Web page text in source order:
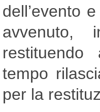
dell’evento
avvenuto,
tempo
per la